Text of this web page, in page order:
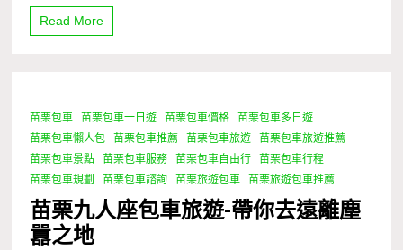
Read More
1 Minute
苗栗包車 苗栗包車一日遊 苗栗包車價格
苗栗包車多日遊
苗栗包車懶人包
苗栗包車推薦 苗栗包車旅遊
苗栗包車旅遊推薦
苗栗包車景點
苗栗包車服務 苗栗包車自由行
苗栗包車行程
苗栗包車規劃
苗栗包車諮詢 苗栗旅遊包車 苗栗旅遊包車推薦
苗栗九人座包車旅遊-帶你去遠離塵
囂之地